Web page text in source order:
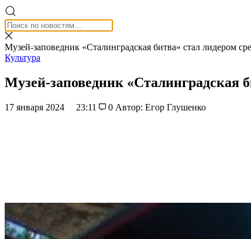
Музей-заповедник «Сталинградская битва» стал лидером
Культура
Музей-заповедник «Сталинградская
17 января 2024 23:11 0 Автор: Егор Глушенко